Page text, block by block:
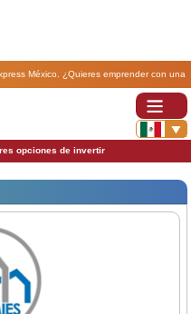
México. ¿Quieres emprender con una
como lo puedes hacer..
opciones de invertir